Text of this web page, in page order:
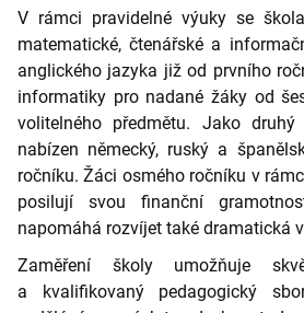
V rámci pravidelné výuky se
matematické, čtenářské a
anglického jazyka již od prvního
informatiky pro nadané žáky od
volitelného předmětu. Jako
nabízen německý, ruský a
ročníku. Žáci osmého ročníku v
posilují svou finanční
napomáhá rozvíjet také dramatická
Zaměření školy umožňuje
a kvalifikovaný pedagogický